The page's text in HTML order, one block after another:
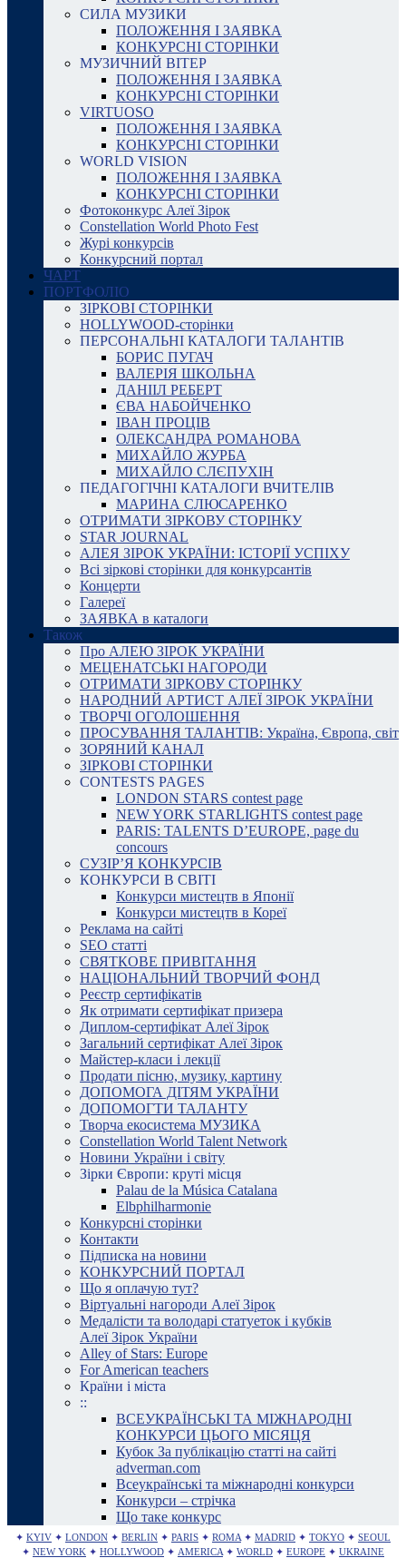
СИЛА МУЗИКИ
ПОЛОЖЕННЯ І ЗАЯВКА
КОНКУРСНІ СТОРІНКИ
МУЗИЧНИЙ ВІТЕР
ПОЛОЖЕННЯ І ЗАЯВКА
КОНКУРСНІ СТОРІНКИ
VIRTUOSO
ПОЛОЖЕННЯ І ЗАЯВКА
КОНКУРСНІ СТОРІНКИ
WORLD VISION
ПОЛОЖЕННЯ І ЗАЯВКА
КОНКУРСНІ СТОРІНКИ
Фотоконкурс Алеї Зірок
Constellation World Photo Fest
Журі конкурсів
Конкурсний портал
ЧАРТ
ПОРТФОЛІО
ЗІРКОВІ СТОРІНКИ
HOLLYWOOD-сторінки
ПЕРСОНАЛЬНІ КАТАЛОГИ ТАЛАНТІВ
БОРИС ПУГАЧ
ВАЛЕРІЯ ШКОЛЬНА
ДАНІІЛ РЕБЕРТ
ЄВА НАБОЙЧЕНКО
ІВАН ПРОЦІВ
ОЛЕКСАНДРА РОМАНОВА
МИХАЙЛО ЖУРБА
МИХАЙЛО СЛЄПУХІН
ПЕДАГОГІЧНІ КАТАЛОГИ ВЧИТЕЛІВ
МАРИНА СЛЮСАРЕНКО
ОТРИМАТИ ЗІРКОВУ СТОРІНКУ
STAR JOURNAL
АЛЕЯ ЗІРОК УКРАЇНИ: ІСТОРІЇ УСПІХУ
Всі зіркові сторінки для конкурсантів
Концерти
Галереї
ЗАЯВКА в каталоги
Також
Про АЛЕЮ ЗІРОК УКРАЇНИ
МЕЦЕНАТСЬКІ НАГОРОДИ
ОТРИМАТИ ЗІРКОВУ СТОРІНКУ
НАРОДНИЙ АРТИСТ АЛЕЇ ЗІРОК УКРАЇНИ
ТВОРЧІ ОГОЛОШЕННЯ
ПРОСУВАННЯ ТАЛАНТІВ: Україна, Європа, світ
ЗОРЯНИЙ КАНАЛ
ЗІРКОВІ СТОРІНКИ
CONTESTS PAGES
LONDON STARS contest page
NEW YORK STARLIGHTS contest page
PARIS: TALENTS D’EUROPE, page du
concours
СУЗІР’Я КОНКУРСІВ
КОНКУРСИ В СВІТІ
Конкурси мистецтв в Японії
Конкурси мистецтв в Кореї
Реклама на сайті
SEO статті
СВЯТКОВЕ ПРИВІТАННЯ
НАЦІОНАЛЬНИЙ ТВОРЧИЙ ФОНД
Реєстр сертифікатів
Як отримати сертифікат призера
Диплом-сертифікат Алеї Зірок
Загальний сертифікат Алеї Зірок
Майстер-класи і лекції
Продати пісню, музику, картину
ДОПОМОГА ДІТЯМ УКРАЇНИ
ДОПОМОГТИ ТАЛАНТУ
Творча екосистема МУЗИКА
Constellation World Talent Network
Новини України і світу
Зірки Європи: круті місця
Palau de la Música Catalana
Elbphilharmonie
Конкурсні сторінки
Контакти
Підписка на новини
КОНКУРСНИЙ ПОРТАЛ
Що я оплачую тут?
Віртуальні нагороди Алеї Зірок
Медалісти та володарі статуеток і кубків
Алеї Зірок України
Alley of Stars: Europe
For American teachers
Країни і міста
::
ВСЕУКРАЇНСЬКІ ТА МІЖНАРОДНІ
КОНКУРСИ ЦЬОГО МІСЯЦЯ
Кубок За публікацію статті на сайті
adverman.com
Всеукраїнські та міжнародні конкурси
Конкурси – стрічка
Що таке конкурс
✦ KYIV ✦ LONDON ✦ BERLIN ✦ PARIS ✦ ROMA ✦ MADRID ✦ TOKYO ✦ SEOUL
✦ NEW YORK ✦ HOLLYWOOD ✦ AMERICA ✦ WORLD ✦ EUROPE ✦ UKRAINE